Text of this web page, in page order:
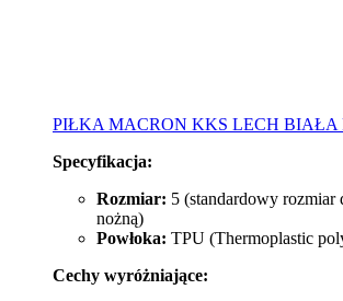
PIŁKA MACRON KKS LECH BIAŁA
Specyfikacja:
Rozmiar: 5 (standardowy rozmiar
nożną)
Powłoka: TPU (Thermoplastic
Cechy wyróżniające: